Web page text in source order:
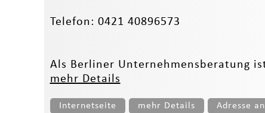
Telefon: 0421 40896573
Als Berliner Unternehmensberatung
mehr Details
Internetseite mehr Details Adresse